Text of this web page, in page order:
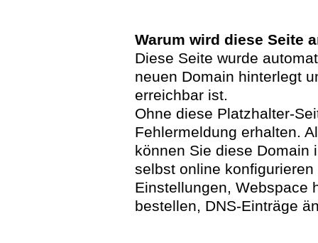
Warum wird diese Seite
Diese Seite wurde
neuen Domain hinterlegt
erreichbar ist.
Ohne diese Platzhalter-
Fehlermeldung erhalten.
können Sie diese Domain
selbst online
Einstellungen, Webspace
bestellen, DNS-Einträge